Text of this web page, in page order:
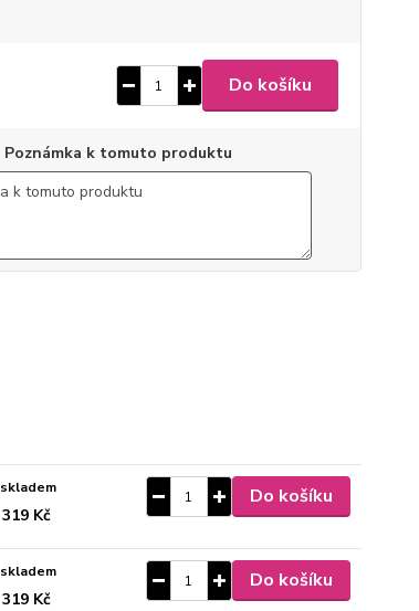
Do košíku
Poznámka k tomuto produktu
319 Kč
skladem Do košíku
319 Kč
skladem Do košíku